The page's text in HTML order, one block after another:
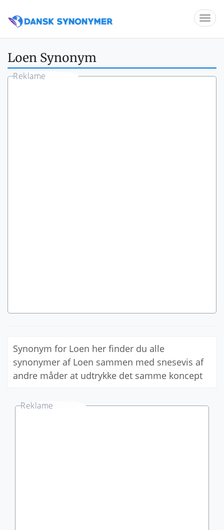
Loen Synonym
Synonym for Loen her finder du alle
synonymer af Loen sammen med snesevis af
andre måder at udtrykke det samme koncept